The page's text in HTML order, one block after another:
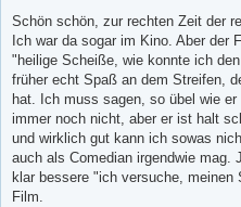
i
r
a
Schön schön, zur rechten Zeit der
Ich war da sogar im Kino. Aber
"heilige Scheiße, wie konnte ich
früher echt Spaß an dem Streifen,
hat. Ich muss sagen, so übel wie
immer noch nicht, aber er ist halt
und wirklich gut kann ich sowas
auch als Comedian irgendwie mag.
klar bessere "ich versuche,
Film.